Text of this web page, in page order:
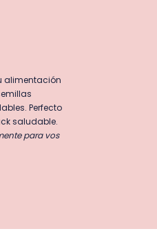
alimentación
Perfecto
saludable.
para vos